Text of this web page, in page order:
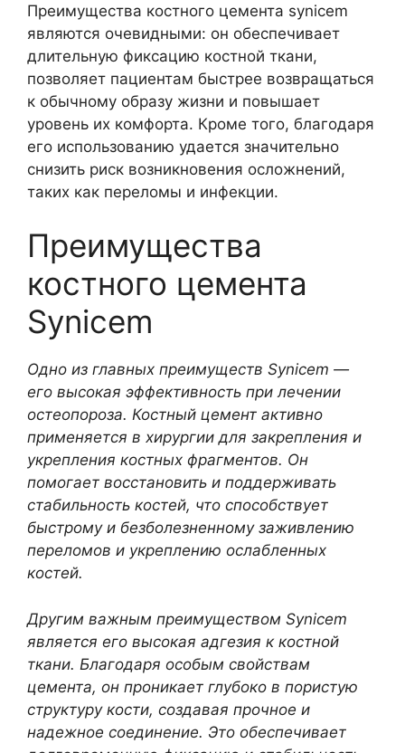
Преимущества костного цемента synicem
являются очевидными: он обеспечивает
длительную фиксацию костной ткани,
позволяет пациентам быстрее возвращаться
к обычному образу жизни и повышает
уровень их комфорта. Кроме того, благодаря
его использованию удается значительно
снизить риск возникновения осложнений,
таких как переломы и инфекции.
Преимущества
костного цемента
Synicem
Одно из главных преимуществ Synicem —
его высокая эффективность при лечении
остеопороза. Костный цемент активно
применяется в хирургии для закрепления и
укрепления костных фрагментов. Он
помогает восстановить и поддерживать
стабильность костей, что способствует
быстрому и безболезненному заживлению
переломов и укреплению ослабленных
костей.
Другим важным преимуществом Synicem
является его высокая адгезия к костной
ткани. Благодаря особым свойствам
цемента, он проникает глубоко в пористую
структуру кости, создавая прочное и
надежное соединение. Это обеспечивает